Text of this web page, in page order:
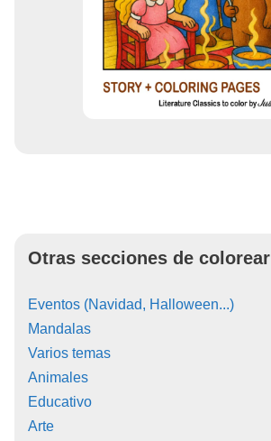
Otras secciones de colorear
Eventos (Navidad, Halloween...)
Mandalas
Varios temas
Animales
Educativo
Arte